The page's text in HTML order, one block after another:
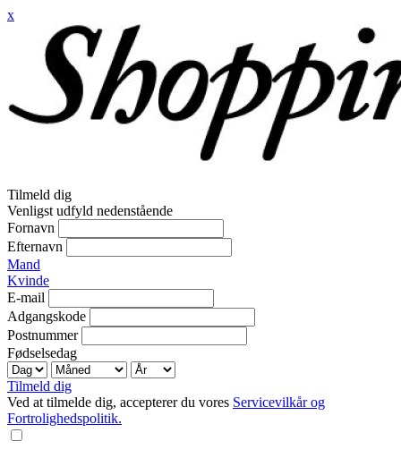
x
Tilmeld dig
Venligst udfyld nedenstående
Fornavn
Efternavn
Mand
Kvinde
E-mail
Adgangskode
Postnummer
Fødselsedag
Tilmeld dig
Ved at tilmelde dig, accepterer du vores Servicevilkår og
Fortrolighedspolitik.